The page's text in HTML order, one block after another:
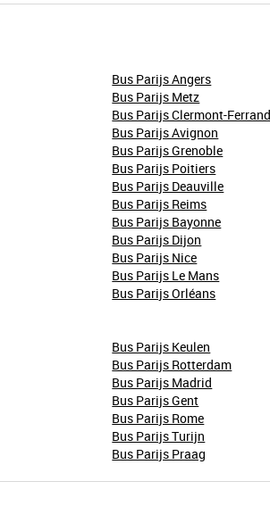
Bus Parijs Angers
Bus Parijs Metz
Bus Parijs Clermont-Ferrand
Bus Parijs Avignon
Bus Parijs Grenoble
Bus Parijs Poitiers
Bus Parijs Deauville
Bus Parijs Reims
Bus Parijs Bayonne
Bus Parijs Dijon
Bus Parijs Nice
Bus Parijs Le Mans
Bus Parijs Orléans
Bus Parijs Keulen
Bus Parijs Rotterdam
Bus Parijs Madrid
Bus Parijs Gent
Bus Parijs Rome
Bus Parijs Turijn
Bus Parijs Praag